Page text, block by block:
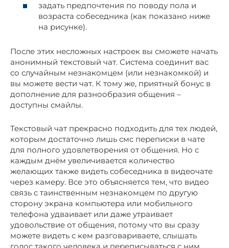
задать предпочтения по поводу пола и
возраста собеседника (как показано ниже
на рисунке).
После этих несложных настроек вы сможете начать
анонимный текстовый чат. Система соединит вас
со случайным незнакомцем (или незнакомкой) и
вы можете вести чат. К тому же, приятный бонус в
дополнение для разнообразия общения –
доступны смайлы.
Текстовый чат прекрасно подходить для тех людей,
которым достаточно лишь смс переписки в чате
для полного удовлетворения от общения. Но с
каждым днём увеличивается количество
желающих также видеть собеседника в видеочате
через камеру. Все это объясняется тем, что видео
связь с таинственным незнакомцем по другую
сторону экрана компьютера или мобильного
телефона удваивает или даже утраивает
удовольствие от общения, потому что вы сразу
можете видеть с кем разговариваете, слышать